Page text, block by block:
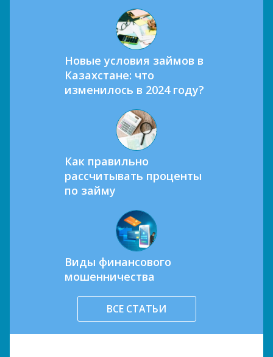
Новые условия займов в
Казахстане: что
изменилось в 2024 году?
Как правильно
рассчитывать проценты
по займу
Виды финансового
мошенничества
ВСЕ СТАТЬИ